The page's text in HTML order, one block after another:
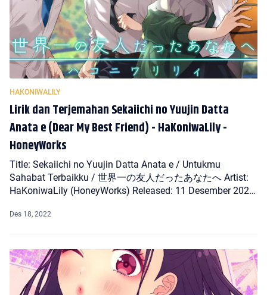
Lirik dan Terjemahan Sekaiichi no Yuujin Datta
Anata e (Dear My Best Friend) - HaKoniwaLily -
HoneyWorks
Title: Sekaiichi no Yuujin Datta Anata e / Untukmu
Sahabat Terbaikku / 世界一の友人だったあなたへ Artist:
HaKoniwaLily (HoneyWorks) Released: 11 Desember 2022